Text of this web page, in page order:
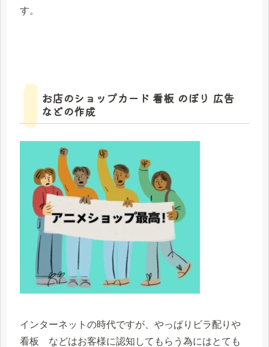
す。
お店のショップカード 看板 のぼり 広告
などの作成
インターネットの時代ですが、やっぱりビラ配りや
看板 などはお客様に認知してもらう為にはとても